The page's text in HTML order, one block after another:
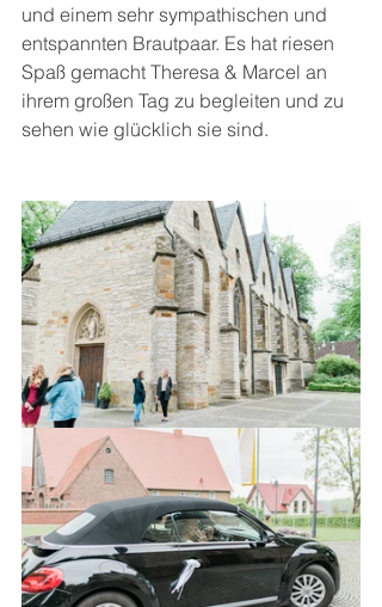
und einem sehr sympathischen und
entspannten Brautpaar. Es hat riesen
Spaß gemacht Theresa & Marcel an
ihrem großen Tag zu begleiten und zu
sehen wie glücklich sie sind.